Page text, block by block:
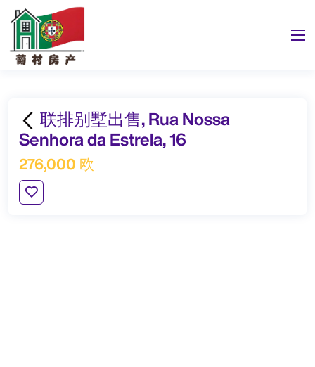
联排别墅出售, Rua Nossa
Senhora da Estrela, 16
276,000 欧